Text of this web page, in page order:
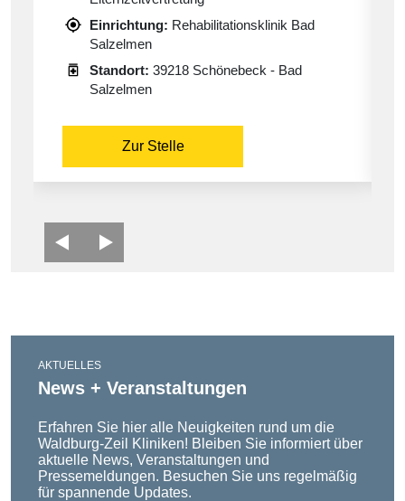
Einrichtung: Rehabilitationsklinik Bad
Salzelmen
Standort: 39218 Schönebeck - Bad
Salzelmen
Zur Stelle
AKTUELLES
News + Veranstaltungen
Erfahren Sie hier alle Neuigkeiten rund um die
Waldburg-Zeil Kliniken! Bleiben Sie informiert über
aktuelle News, Veranstaltungen und
Pressemeldungen. Besuchen Sie uns regelmäßig
für spannende Updates.